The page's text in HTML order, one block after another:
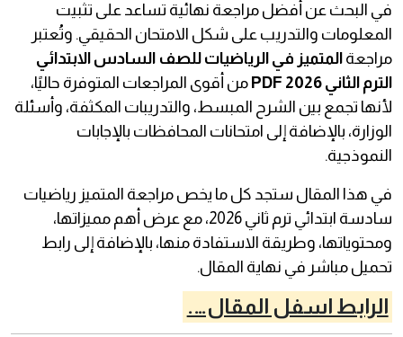
في البحث عن أفضل مراجعة نهائية تساعد على تثبيت
المعلومات والتدريب على شكل الامتحان الحقيقي. وتُعتبر
مراجعة المتميز في الرياضيات للصف السادس الابتدائي
الترم الثاني 2026 PDF
من أقوى المراجعات المتوفرة حاليًا،
لأنها تجمع بين الشرح المبسط، والتدريبات المكثفة، وأسئلة
الوزارة، بالإضافة إلى امتحانات المحافظات بالإجابات
النموذجية.
في هذا المقال ستجد كل ما يخص مراجعة المتميز رياضيات
سادسة ابتدائي ترم ثاني 2026، مع عرض أهم مميزاتها،
ومحتوياتها، وطريقة الاستفادة منها، بالإضافة إلى رابط
تحميل مباشر في نهاية المقال.
الرابط اسفل المقال….